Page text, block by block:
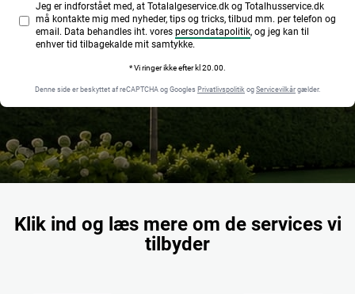
Jeg er indforstået med, at Totalalgeservice.dk og Totalhusservice.dk
må kontakte mig med nyheder, tips og tricks, tilbud mm. per telefon og
email. Data behandles iht. vores persondatapolitik, og jeg kan til
enhver tid tilbagekalde mit samtykke.
* Vi ringer ikke efter kl 20.00.
Denne side er beskyttet af reCAPTCHA og Googles Privatlivspolitik og Servicevilkår gælder.
Klik ind og læs mere om de services vi
tilbyder